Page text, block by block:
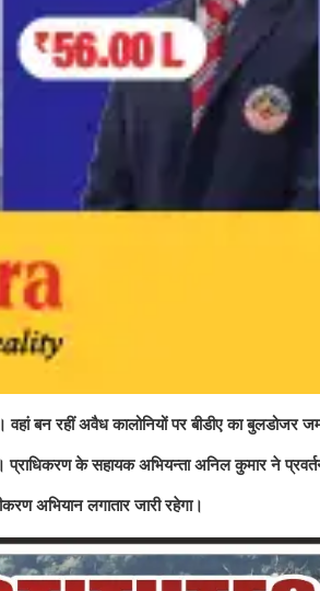
वहां बन रहीं अवैध कालोनियों पर बीडीए का बुलडोजर
प्राधिकरण के सहायक अभियन्ता अनिल कुमार ने
अभियान लगातार जारी रहेगा।